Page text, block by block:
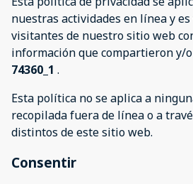
nuestras actividades en línea y
visitantes de nuestro sitio web
información que compartieron y/
74360_1 .
Esta política no se aplica a
recopilada fuera de línea o a
distintos de este sitio web.
Consentir